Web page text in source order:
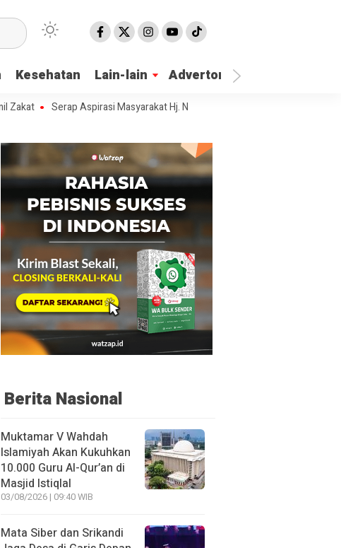
Kesehatan Lain-lain Advertorial
Serap Aspirasi Masyarakat Hj. Nur Azizah Tamhid Gelar Diskusi Publik
Berita Nasional
Muktamar V Wahdah
Islamiyah Akan Kukuhkan
10.000 Guru Al-Qur’an di
Masjid Istiqlal
03/08/2026 | 09:40 WIB
Mata Siber dan Srikandi